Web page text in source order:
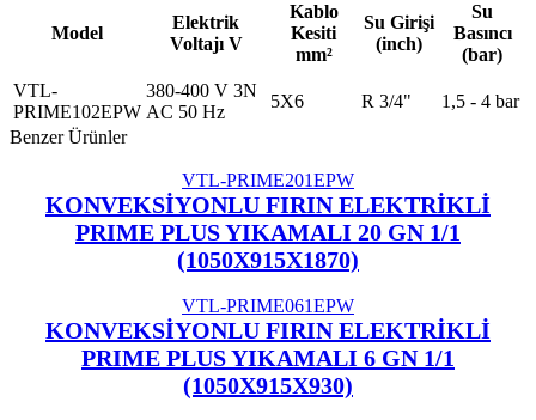
Model
Elektrik
Voltajı V
Kablo
Kesiti
mm²
Su Girişi
(inch)
Su
Basıncı
(bar)
VTL-
PRIME102EPW
380-400 V 3N
AC 50 Hz
5X6 R 3/4"
1,5 - 4 bar
Benzer Ürünler
VTL-PRIME201EPW
KONVEKSİYONLU FIRIN ELEKTRİKLİ
PRIME PLUS YIKAMALI 20 GN 1/1
(1050X915X1870)
VTL-PRIME061EPW
KONVEKSİYONLU FIRIN ELEKTRİKLİ
PRIME PLUS YIKAMALI 6 GN 1/1
(1050X915X930)